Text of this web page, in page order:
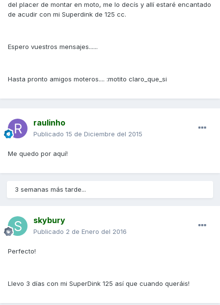
del placer de montar en moto, me lo decís y allí estaré encantado
de acudir con mi Superdink de 125 cc.
Espero vuestros mensajes......
Hasta pronto amigos moteros.... :motito claro_que_si
raulinho
Publicado 15 de Diciembre del 2015
Me quedo por aquí!
3 semanas más tarde...
skybury
Publicado 2 de Enero del 2016
Perfecto!
Llevo 3 días con mi SuperDink 125 así que cuando queráis!